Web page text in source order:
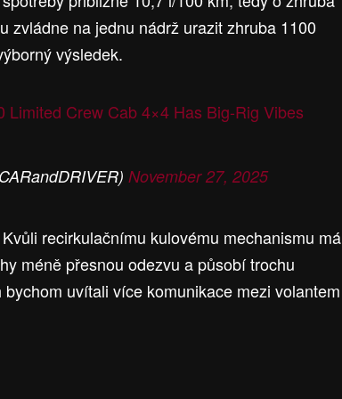
zvládne na jednu nádrž urazit zhruba 1100
výsledek.
Limited Crew Cab 4×4 Has Big-Rig Vibes
November 27, 2025
recirkulačnímu kulovému mechanismu má
méně přesnou odezvu a působí trochu
uvítali více komunikace mezi volantem